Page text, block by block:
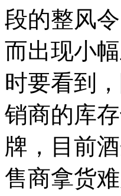
段的整风
而出现小
时要看到
销商的库
牌，目前
售商拿货